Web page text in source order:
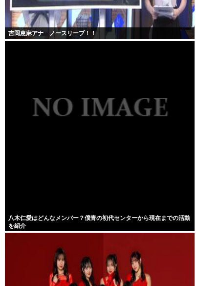
吉岡恵麻アナ ノースリーブ！！
八木仁愛はどんなメンバー？僕青の初代センターから現在までの活動
を紹介